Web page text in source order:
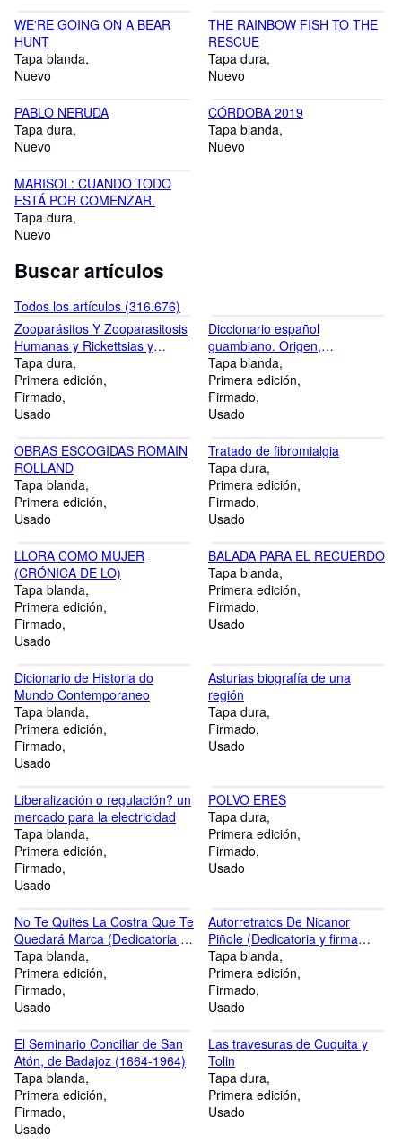
WE'RE GOING ON A BEAR
HUNT
Tapa blanda
Nuevo
THE RAINBOW FISH TO THE
RESCUE
Tapa dura
Nuevo
PABLO NERUDA
Tapa dura
Nuevo
CÓRDOBA 2019
Tapa blanda
Nuevo
MARISOL: CUANDO TODO
ESTÁ POR COMENZAR.
Tapa dura
Nuevo
Buscar artículos
Todos los artículos (316.676)
Zooparásitos Y Zooparasitosis
Humanas y Rickettsias y
espiroquetideos
Tapa dura
Primera edición
Firmado
Usado
Diccionario español
guambiano. Origen,
Costumbres, Himno Nal. Himno
Caucano
Tapa blanda
Primera edición
Firmado
Usado
OBRAS ESCOGIDAS ROMAIN
ROLLAND
Tapa blanda
Primera edición
Usado
Tratado de fibromialgia
Tapa dura
Primera edición
Firmado
Usado
LLORA COMO MUJER
(CRÓNICA DE LO)
Tapa blanda
Primera edición
Firmado
Usado
BALADA PARA EL RECUERDO
Tapa blanda
Primera edición
Firmado
Usado
Dicionario de Historia do
Mundo Contemporaneo
Tapa blanda
Primera edición
Firmado
Usado
Asturias biografía de una
región
Tapa dura
Firmado
Usado
Liberalización o regulación? un
mercado para la electricidad
Tapa blanda
Primera edición
Firmado
Usado
POLVO ERES
Tapa dura
Primera edición
Firmado
Usado
No Te Quites La Costra Que Te
Quedará Marca (Dedicatoria y
firma autógrafa de la autora)
Tapa blanda
Primera edición
Firmado
Usado
Autorretratos De Nicanor
Piñole (Dedicatoria y firma
autógrafa de Enriqueta Ceñal,
viuda del pintor asturiano
Nicanor Piñole) PRIMERA
EDICION
Tapa blanda
Primera edición
Firmado
Usado
El Seminario Conciliar de San
Atón, de Badajoz (1664-1964)
Tapa blanda
Primera edición
Firmado
Usado
Las travesuras de Cuquita y
Tolin
Tapa dura
Primera edición
Usado